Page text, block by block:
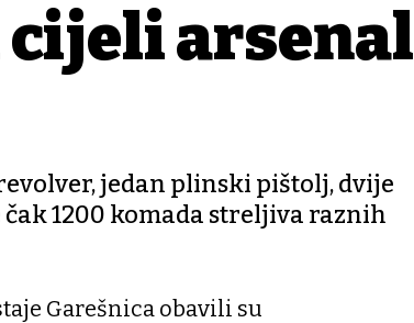
cijeli arsenal
jedan plinski pištolj, dvije
1200 komada streljiva raznih
Garešnica obavili su